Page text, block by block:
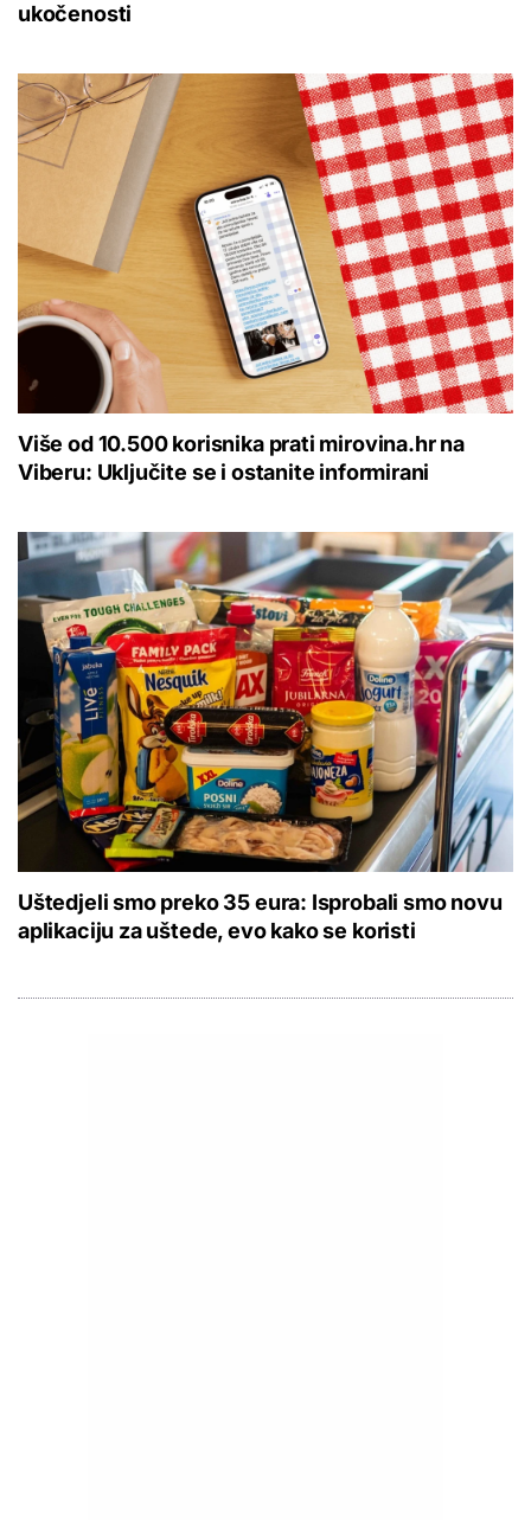
ukočenosti
Više od 10.500 korisnika prati mirovina.hr na
Viberu: Uključite se i ostanite informirani
Uštedjeli smo preko 35 eura: Isprobali smo novu
aplikaciju za uštede, evo kako se koristi